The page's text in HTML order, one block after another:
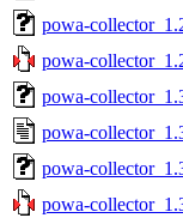
powa-
powa-
powa-
powa-
powa-
powa-